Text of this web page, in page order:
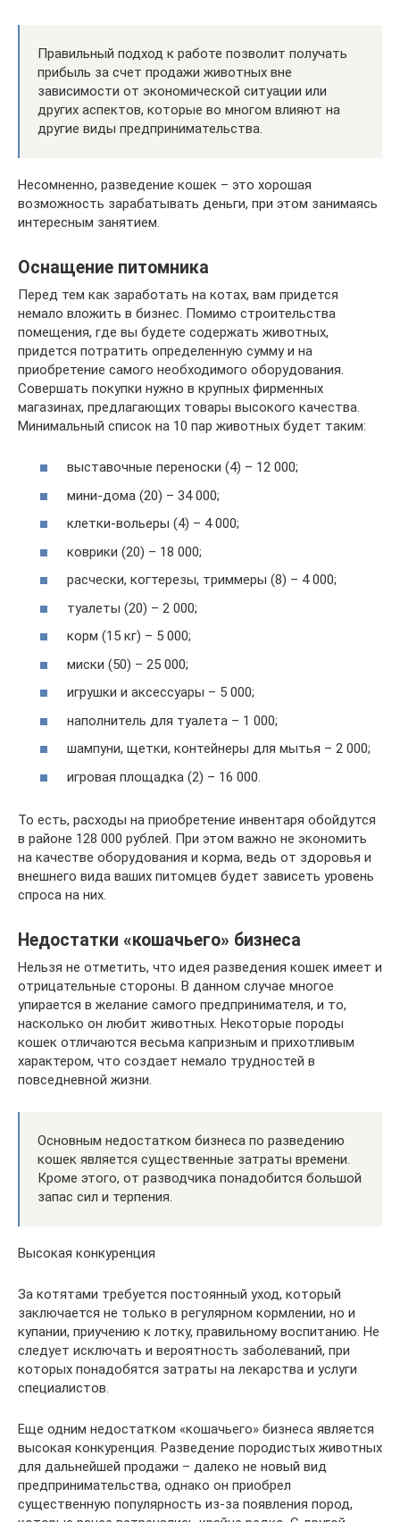
Правильный подход к работе позволит получать
прибыль за счет продажи животных вне
зависимости от экономической ситуации или
других аспектов, которые во многом влияют на
другие виды предпринимательства.
Несомненно, разведение кошек – это хорошая
возможность зарабатывать деньги, при этом занимаясь
интересным занятием.
Оснащение питомника
Перед тем как заработать на котах, вам придется
немало вложить в бизнес. Помимо строительства
помещения, где вы будете содержать животных,
придется потратить определенную сумму и на
приобретение самого необходимого оборудования.
Совершать покупки нужно в крупных фирменных
магазинах, предлагающих товары высокого качества.
Минимальный список на 10 пар животных будет таким:
выставочные переноски (4) – 12 000;
мини-дома (20) – 34 000;
клетки-вольеры (4) – 4 000;
коврики (20) – 18 000;
расчески, когтерезы, триммеры (8) – 4 000;
туалеты (20) – 2 000;
корм (15 кг) – 5 000;
миски (50) – 25 000;
игрушки и аксессуары – 5 000;
наполнитель для туалета – 1 000;
шампуни, щетки, контейнеры для мытья – 2 000;
игровая площадка (2) – 16 000.
То есть, расходы на приобретение инвентаря обойдутся
в районе 128 000 рублей. При этом важно не экономить
на качестве оборудования и корма, ведь от здоровья и
внешнего вида ваших питомцев будет зависеть уровень
спроса на них.
Недостатки «кошачьего» бизнеса
Нельзя не отметить, что идея разведения кошек имеет и
отрицательные стороны. В данном случае многое
упирается в желание самого предпринимателя, и то,
насколько он любит животных. Некоторые породы
кошек отличаются весьма капризным и прихотливым
характером, что создает немало трудностей в
повседневной жизни.
Основным недостатком бизнеса по разведению
кошек является существенные затраты времени.
Кроме этого, от разводчика понадобится большой
запас сил и терпения.
Высокая конкуренция
За котятами требуется постоянный уход, который
заключается не только в регулярном кормлении, но и
купании, приучению к лотку, правильному воспитанию. Не
следует исключать и вероятность заболеваний, при
которых понадобятся затраты на лекарства и услуги
специалистов.
Еще одним недостатком «кошачьего» бизнеса является
высокая конкуренция. Разведение породистых животных
для дальнейшей продажи – далеко не новый вид
предпринимательства, однако он приобрел
существенную популярность из-за появления пород,